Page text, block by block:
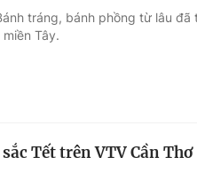
tráng, bánh phồng từ lâu
Tây.
Tết trên VTV Cần Thơ